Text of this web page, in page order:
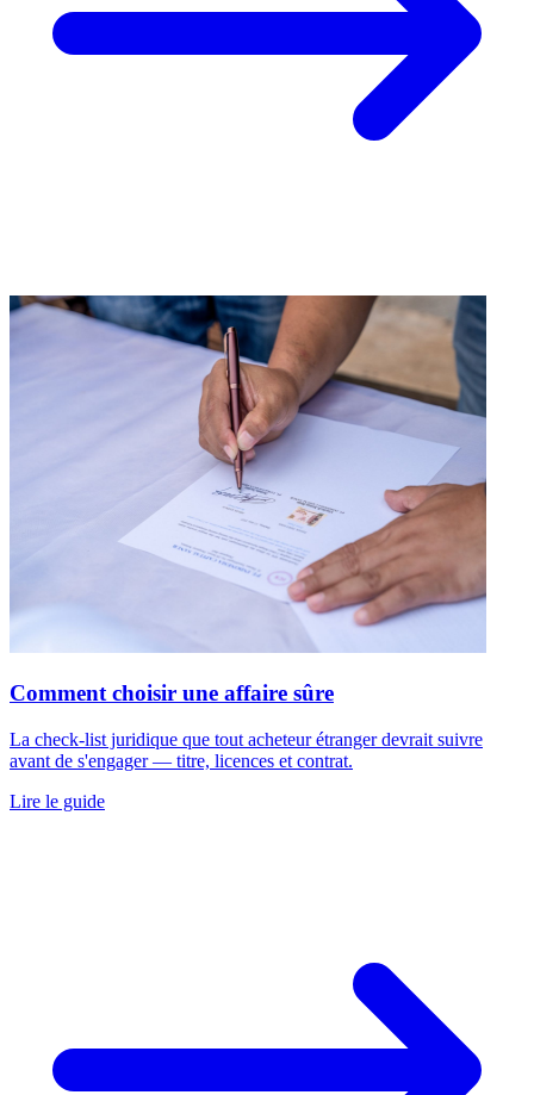
Comment choisir une affaire sûre
La check-list juridique que tout acheteur étranger devrait suivre
avant de s'engager — titre, licences et contrat.
Lire le guide